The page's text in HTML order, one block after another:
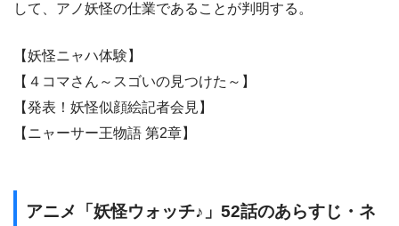
して、アノ妖怪の仕業であることが判明する。
【妖怪ニャハ体験】
【４コマさん～スゴいの見つけた～】
【発表！妖怪似顔絵記者会見】
【ニャーサー王物語 第2章】
アニメ「妖怪ウォッチ♪」52話のあらすじ・ネ